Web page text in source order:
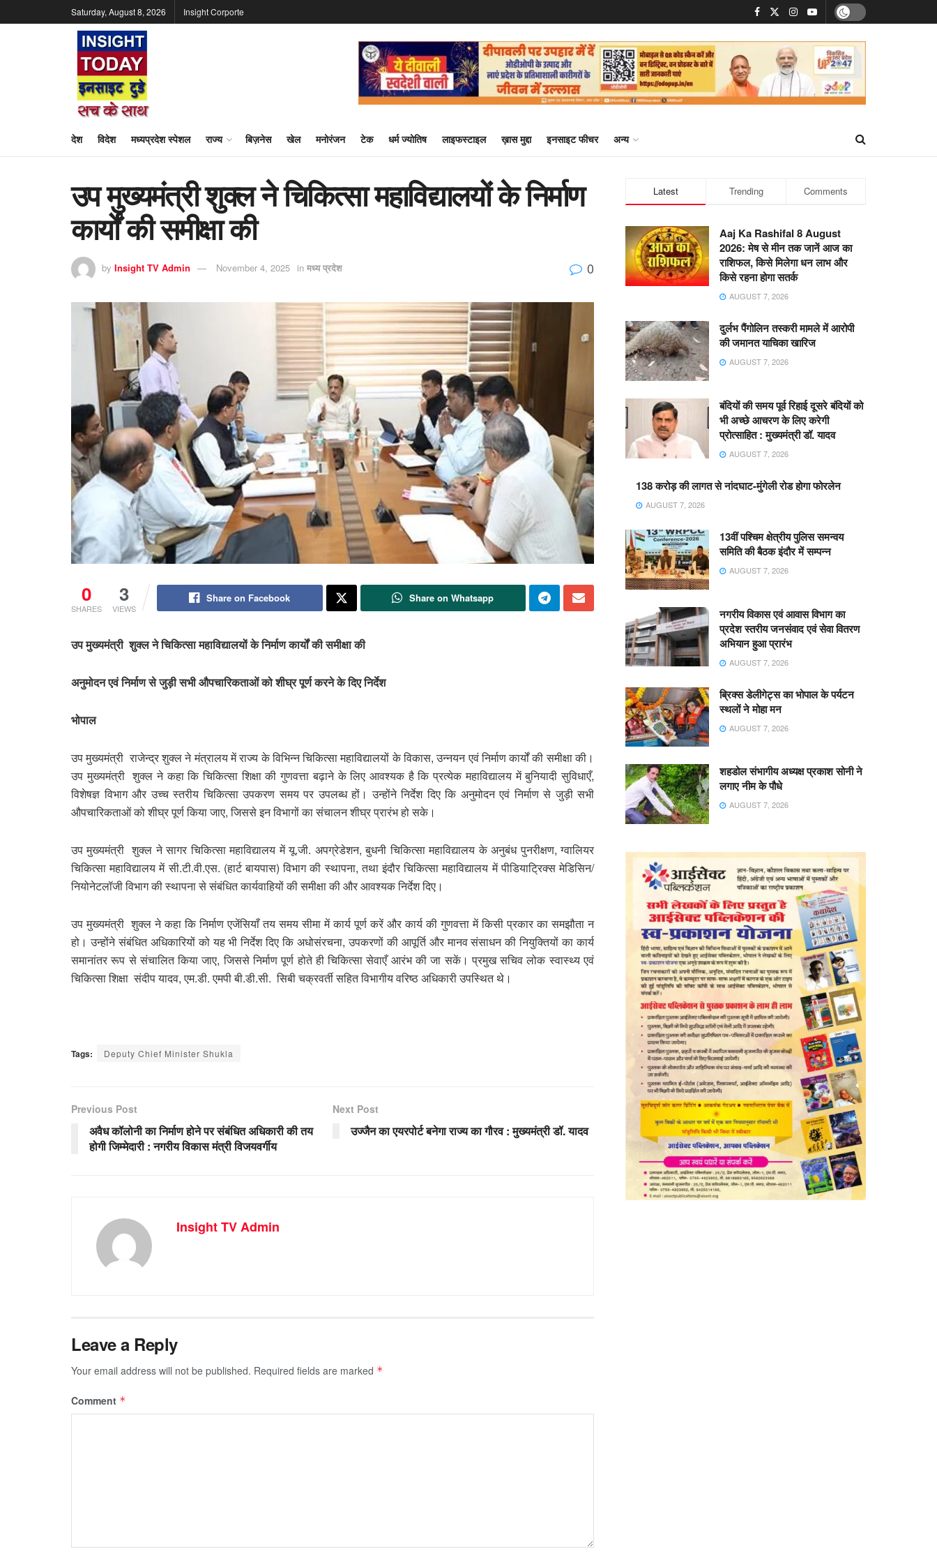
Saturday, August 8, 2026 Insight Corporte
देश विदेश मध्यप्रदेश स्पेशल राज्य बिज़नेस खेल मनोरंजन टेक धर्म ज्योतिष लाइफस्टाइल ख़ास मुद्दा इनसाइट फीचर अन्य
उप मुख्यमंत्री शुक्ल ने चिकित्सा महाविद्यालयों के निर्माण
कार्यों की समीक्षा की
by Insight TV Admin November 4, 2025 in मध्य प्रदेश 0
0
SHARES
3
VIEWS
Share on Facebook Share on Whatsapp
उप मुख्यमंत्री शुक्ल ने चिकित्सा महाविद्यालयों के निर्माण कार्यों की समीक्षा की
अनुमोदन एवं निर्माण से जुड़ी सभी औपचारिकताओं को शीघ्र पूर्ण करने के दिए निर्देश
भोपाल
उप मुख्यमंत्री राजेन्द्र शुक्ल ने मंत्रालय में राज्य के विभिन्न चिकित्सा महाविद्यालयों के विकास, उन्नयन एवं निर्माण कार्यों की समीक्षा की।
उप मुख्यमंत्री शुक्ल ने कहा कि चिकित्सा शिक्षा की गुणवत्ता बढ़ाने के लिए आवश्यक है कि प्रत्येक महाविद्यालय में बुनियादी सुविधाएँ,
विशेषज्ञ विभाग और उच्च स्तरीय चिकित्सा उपकरण समय पर उपलब्ध हों। उन्होंने निर्देश दिए कि अनुमोदन एवं निर्माण से जुड़ी सभी
औपचारिकताओं को शीघ्र पूर्ण किया जाए, जिससे इन विभागों का संचालन शीघ्र प्रारंभ हो सके।
उप मुख्यमंत्री शुक्ल ने सागर चिकित्सा महाविद्यालय में यू.जी. अपग्रेडेशन, बुधनी चिकित्सा महाविद्यालय के अनुबंध पुनरीक्षण, ग्वालियर
चिकित्सा महाविद्यालय में सी.टी.वी.एस. (हार्ट बायपास) विभाग की स्थापना, तथा इंदौर चिकित्सा महाविद्यालय में पीडियाट्रिक्स मेडिसिन/
नियोनेटलॉजी विभाग की स्थापना से संबंधित कार्यवाहियों की समीक्षा की और आवश्यक निर्देश दिए।
उप मुख्यमंत्री शुक्ल ने कहा कि निर्माण एजेंसियाँ तय समय सीमा में कार्य पूर्ण करें और कार्य की गुणवत्ता में किसी प्रकार का समझौता न
हो। उन्होंने संबंधित अधिकारियों को यह भी निर्देश दिए कि अधोसंरचना, उपकरणों की आपूर्ति और मानव संसाधन की नियुक्तियों का कार्य
समानांतर रूप से संचालित किया जाए, जिससे निर्माण पूर्ण होते ही चिकित्सा सेवाएँ आरंभ की जा सकें। प्रमुख सचिव लोक स्वास्थ्य एवं
चिकित्सा शिक्षा संदीप यादव, एम.डी. एमपी बी.डी.सी. सिबी चक्रवर्ती सहित विभागीय वरिष्ठ अधिकारी उपस्थित थे।
Tags: Deputy Chief Minister Shukla
Previous Post
अवैध कॉलोनी का निर्माण होने पर संबंधित अधिकारी की तय
होगी जिम्मेदारी : नगरीय विकास मंत्री विजयवर्गीय
Next Post
उज्जैन का एयरपोर्ट बनेगा राज्य का गौरव : मुख्यमंत्री डॉ. यादव
Insight TV Admin
Leave a Reply
Your email address will not be published. Required fields are marked *
Comment *
Latest Trending Comments
Aaj Ka Rashifal 8 August
2026: मेष से मीन तक जानें आज का
राशिफल, किसे मिलेगा धन लाभ और
किसे रहना होगा सतर्क
AUGUST 7, 2026
दुर्लभ पैंगोलिन तस्करी मामले में आरोपी
की जमानत याचिका खारिज
AUGUST 7, 2026
बंदियों की समय पूर्व रिहाई दूसरे बंदियों को
भी अच्छे आचरण के लिए करेगी
प्रोत्साहित : मुख्यमंत्री डॉ. यादव
AUGUST 7, 2026
138 करोड़ की लागत से नांदघाट-मुंगेली रोड होगा फोरलेन
AUGUST 7, 2026
13वीं पश्चिम क्षेत्रीय पुलिस समन्वय
समिति की बैठक इंदौर में सम्पन्न
AUGUST 7, 2026
नगरीय विकास एवं आवास विभाग का
प्रदेश स्तरीय जनसंवाद एवं सेवा वितरण
अभियान हुआ प्रारंभ
AUGUST 7, 2026
ब्रिक्स डेलीगेट्स का भोपाल के पर्यटन
स्थलों ने मोहा मन
AUGUST 7, 2026
शहडोल संभागीय अध्यक्ष प्रकाश सोनी ने
लगाए नीम के पौधे
AUGUST 7, 2026